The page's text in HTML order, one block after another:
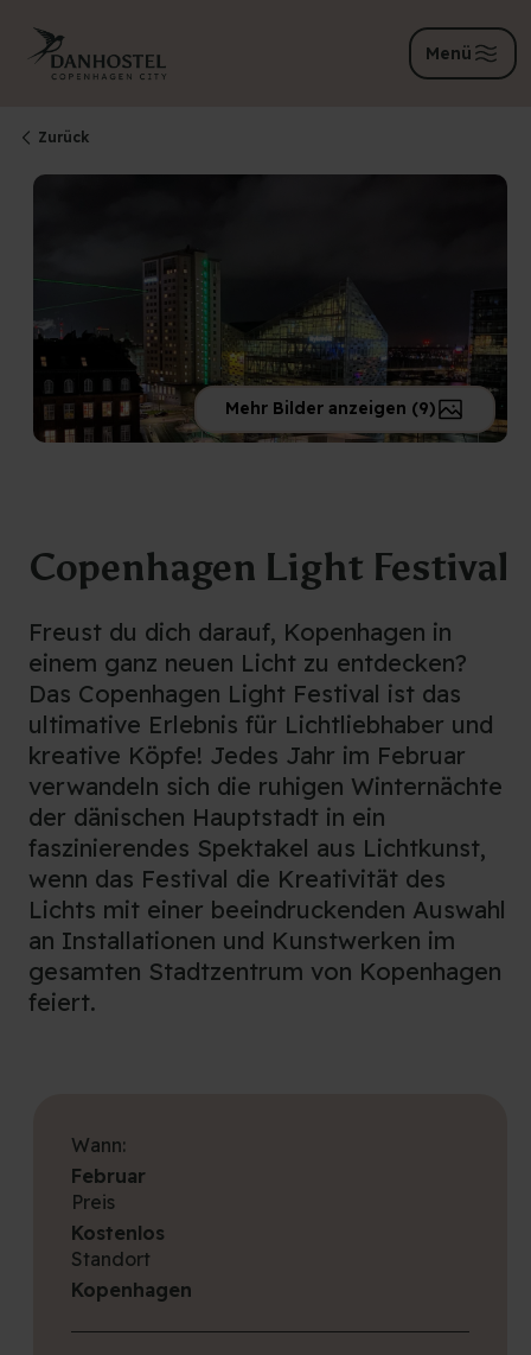
Menü
Zurück
Mehr Bilder anzeigen (9)
Copenhagen Light Festival
Freust du dich darauf, Kopenhagen in
einem ganz neuen Licht zu entdecken?
Das Copenhagen Light Festival ist das
ultimative Erlebnis für Lichtliebhaber und
kreative Köpfe! Jedes Jahr im Februar
verwandeln sich die ruhigen Winternächte
der dänischen Hauptstadt in ein
faszinierendes Spektakel aus Lichtkunst,
wenn das Festival die Kreativität des
Lichts mit einer beeindruckenden Auswahl
an Installationen und Kunstwerken im
gesamten Stadtzentrum von Kopenhagen
feiert.
Wann:
Februar
Preis
Kostenlos
Standort
Kopenhagen